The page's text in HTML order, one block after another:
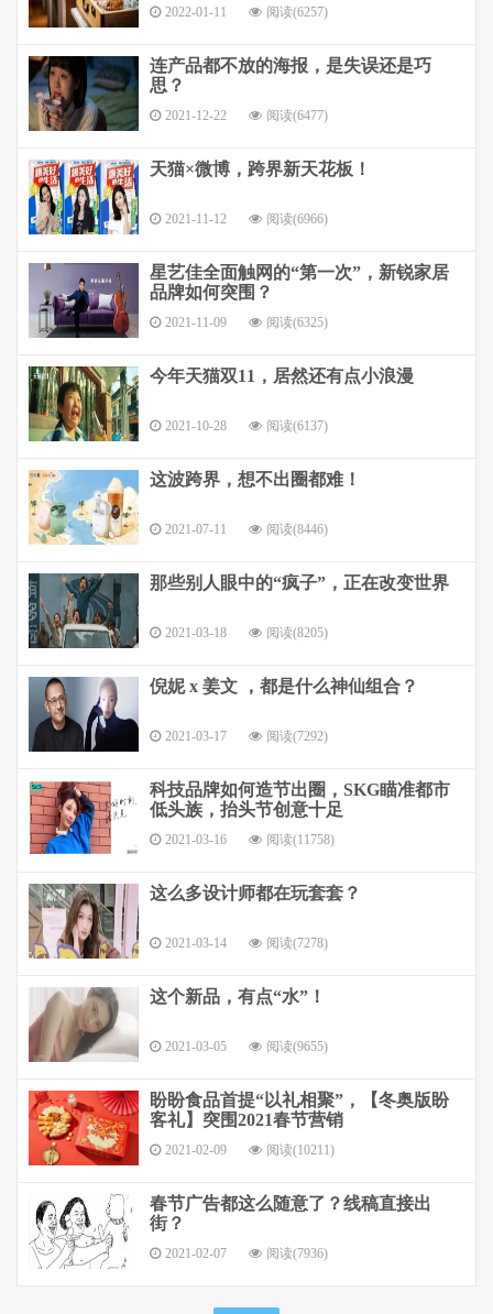
2022-01-11 阅读(6257)
连产品都不放的海报，是失误还是巧
思？
2021-12-22 阅读(6477)
天猫×微博，跨界新天花板！
2021-11-12 阅读(6966)
星艺佳全面触网的“第一次”，新锐家居
品牌如何突围？
2021-11-09 阅读(6325)
今年天猫双11，居然还有点小浪漫
2021-10-28 阅读(6137)
这波跨界，想不出圈都难！
2021-07-11 阅读(8446)
那些别人眼中的“疯子”，正在改变世界
2021-03-18 阅读(8205)
倪妮 x 姜文 ，都是什么神仙组合？
2021-03-17 阅读(7292)
科技品牌如何造节出圈，SKG瞄准都市
低头族，抬头节创意十足
2021-03-16 阅读(11758)
这么多设计师都在玩套套？
2021-03-14 阅读(7278)
这个新品，有点“水”！
2021-03-05 阅读(9655)
盼盼食品首提“以礼相聚”，【冬奥版盼
客礼】突围2021春节营销
2021-02-09 阅读(10211)
春节广告都这么随意了？线稿直接出
街？
2021-02-07 阅读(7936)